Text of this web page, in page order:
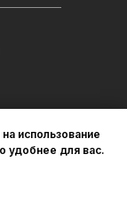
использование
удобнее для вас.